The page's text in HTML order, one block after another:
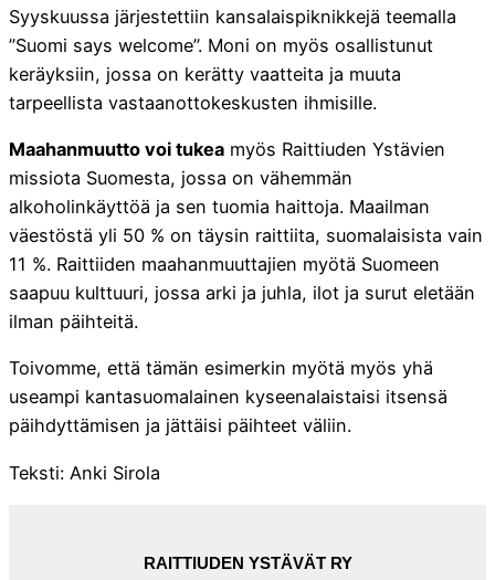
Syyskuussa järjestettiin kansalaispiknikkejä teemalla
”Suomi says welcome”. Moni on myös osallistunut
keräyksiin, jossa on kerätty vaatteita ja muuta
tarpeellista vastaanottokeskusten ihmisille.
Maahanmuutto voi tukea myös Raittiuden Ystävien
missiota Suomesta, jossa on vähemmän
alkoholinkäyttöä ja sen tuomia haittoja. Maailman
väestöstä yli 50 % on täysin raittiita, suomalaisista vain
11 %. Raittiiden maahanmuuttajien myötä Suomeen
saapuu kulttuuri, jossa arki ja juhla, ilot ja surut eletään
ilman päihteitä.
Toivomme, että tämän esimerkin myötä myös yhä
useampi kantasuomalainen kyseenalaistaisi itsensä
päihdyttämisen ja jättäisi päihteet väliin.
Teksti: Anki Sirola
RAITTIUDEN YSTÄVÄT RY